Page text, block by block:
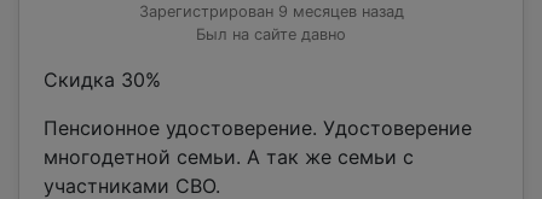
Зарегистрирован 9 месяцев назад
Был на сайте давно
Скидка 30%
Пенсионное удостоверение. Удостоверение
многодетной семьи. А так же семьи с
участниками СВО.